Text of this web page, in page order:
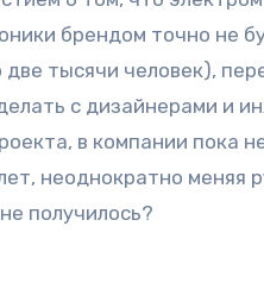
брендом точно не
тысячи человек),
с дизайнерами и
в компании пока
неоднократно меняя
получилось?